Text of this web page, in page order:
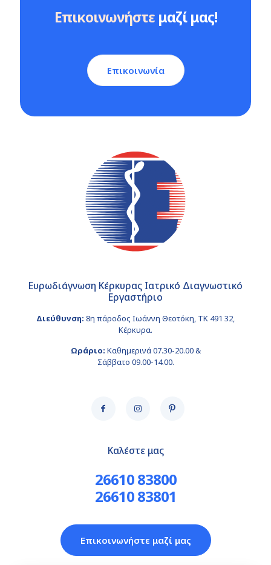
Επικοινωνήστεμαζί μας!
Επικοινωνία
Ευρωδιάγνωση Κέρκυρας Ιατρικό Διαγνωστικό
Εργαστήριο
Διεύθυνση: 8η πάροδος Ιωάννη Θεοτόκη, ΤΚ 491 32,
Κέρκυρα.
Ωράριο: Καθημερινά 07.30-20.00 &
Σάββατο 09.00-14.00.
Καλέστε μας
26610 83800
26610 83801
Επικοινωνήστε μαζί μας